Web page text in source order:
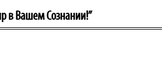
в Вашем Сознании!”